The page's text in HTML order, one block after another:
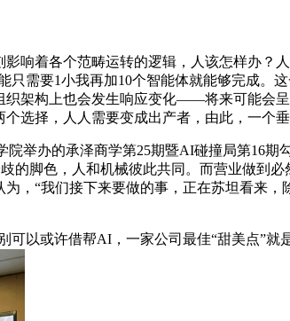
着各个范畴运转的逻辑，人该怎样办？人
需要1小我再加10个智能体就能够完成。
架构上也会发生响应变化——将来可能会
选择，人人需要变成出产者，由此，一个
办的承泽商学第25期暨AI碰撞局第16期
的脚色，人和机械彼此共同。而营业做到
，“我们接下来要做的事，正在苏坦看来
或许借帮AI，一家公司最佳“甜美点”就是